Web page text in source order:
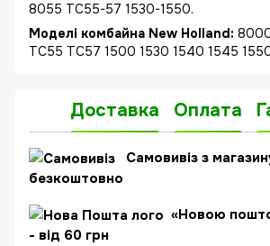
8055 TC55-57 1530-1550.
Моделі комбайна New Holland:
TC55 TC57 1500 1530 1540 1545
Доставка Оплата
Самовивіз з
безкоштовно
«Новою
- від 60 грн